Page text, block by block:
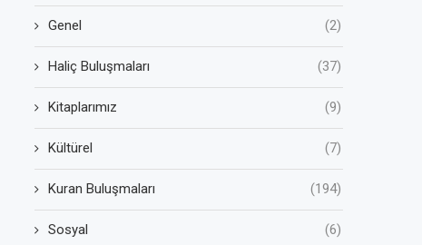
Genel (2)
Haliç Buluşmaları (37)
Kitaplarımız (9)
Kültürel (7)
Kuran Buluşmaları (194)
Sosyal (6)